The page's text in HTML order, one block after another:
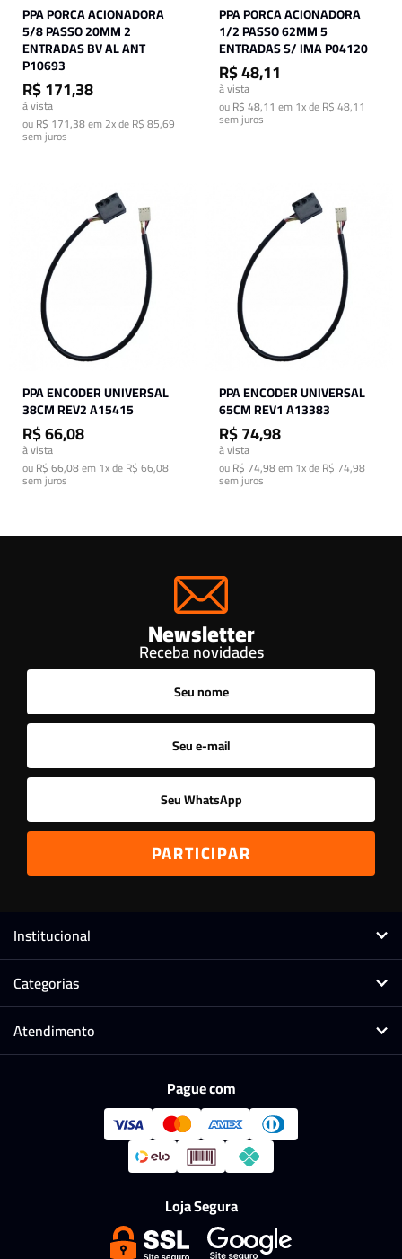
PPA PORCA ACIONADORA
5/8 PASSO 20MM 2
ENTRADAS BV AL ANT
P10693
R$ 171,38
à vista
ouR$ 171,38em2x de R$ 85,69
sem juros
PPA PORCA ACIONADORA
1/2 PASSO 62MM 5
ENTRADAS S/ IMA P04120
R$ 48,11
à vista
ouR$ 48,11 em1x de R$ 48,11
sem juros
PPA ENCODER UNIVERSAL
38CM REV2 A15415
R$ 66,08
à vista
ouR$ 66,08em1x de R$ 66,08
sem juros
PPA ENCODER UNIVERSAL
65CM REV1 A13383
R$ 74,98
à vista
ouR$ 74,98em1x de R$ 74,98
sem juros
Newsletter
Receba novidades
Institucional
Categorias
Atendimento
Pague com
Loja Segura